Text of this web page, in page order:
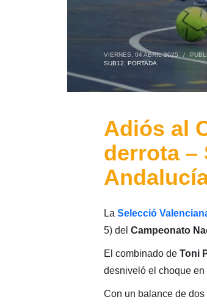
VIERNES, 04 ABRIL 2025 /
SUB12
PORTADA
Adiós al
derrota –
La Selecció
5) del Campeonato
El combinado de Toni
desniveló el choque
Con un balance de